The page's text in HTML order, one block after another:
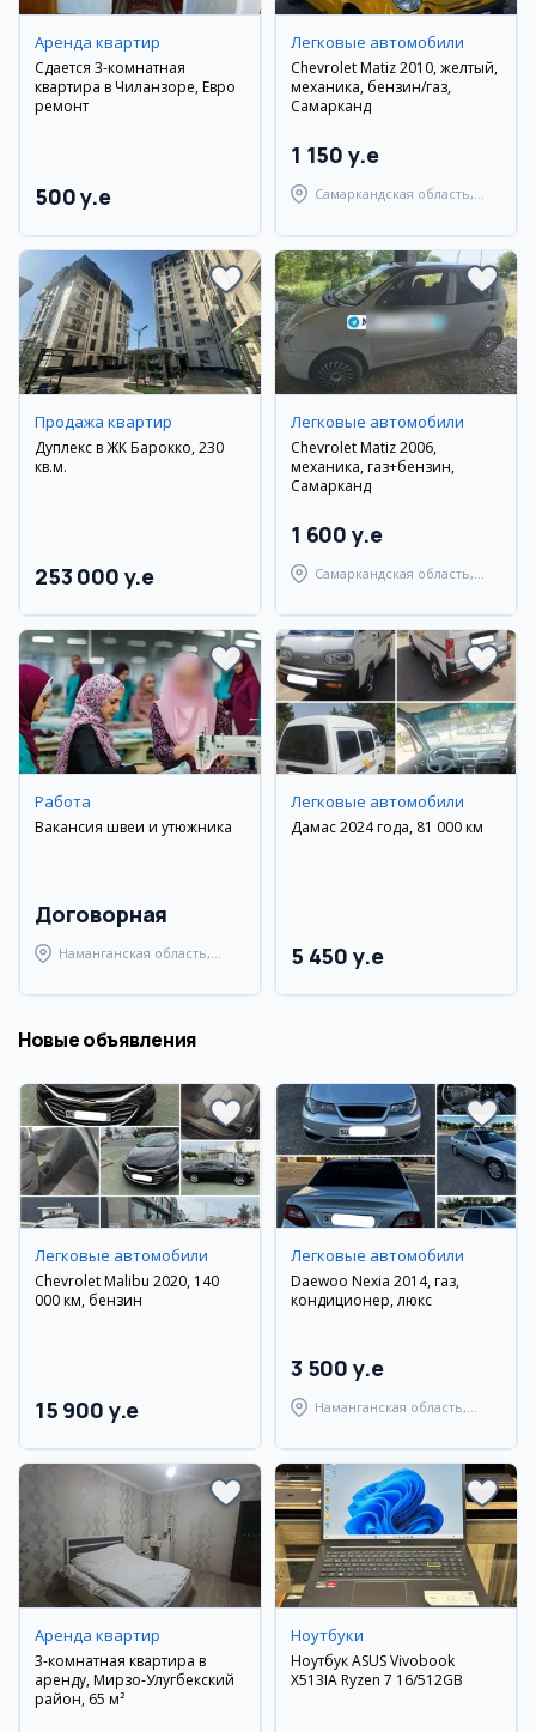
Аренда квартир
Сдается 3-комнатная
квартира в Чиланзоре, Евро
ремонт
500 y.e
Легковые автомобили
Chevrolet Matiz 2010, желтый,
механика, бензин/газ,
Самарканд
1 150 y.e
Самаркандская область,
Продажа квартир
Дуплекс в ЖК Барокко, 230
кв.м.
253 000 y.e
Легковые автомобили
Chevrolet Matiz 2006,
механика, газ+бензин,
Самарканд
1 600 y.e
Самаркандская область,
Работа
Вакансия швеи и утюжника
Договорная
Наманганская область,
Легковые автомобили
Дамас 2024 года, 81 000 км
5 450 y.e
Новые объявления
Легковые автомобили
Chevrolet Malibu 2020, 140
000 км, бензин
15 900 y.e
Легковые автомобили
Daewoo Nexia 2014, газ,
кондиционер, люкс
3 500 y.e
Наманганская область,
Аренда квартир
3-комнатная квартира в
аренду, Мирзо-Улугбекский
район, 65 м²
Ноутбуки
Ноутбук ASUS Vivobook
X513IA Ryzen 7 16/512GB